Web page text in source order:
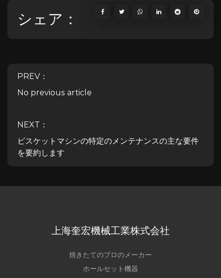
シェア：
PREV：
No previous article
NEXT：
ビスケットマシンの特定のメンテナンスの主な要件
を要約します
上海奎宏機械工業株式会社
焼きたてのプロのメーカー
ホールセット機器